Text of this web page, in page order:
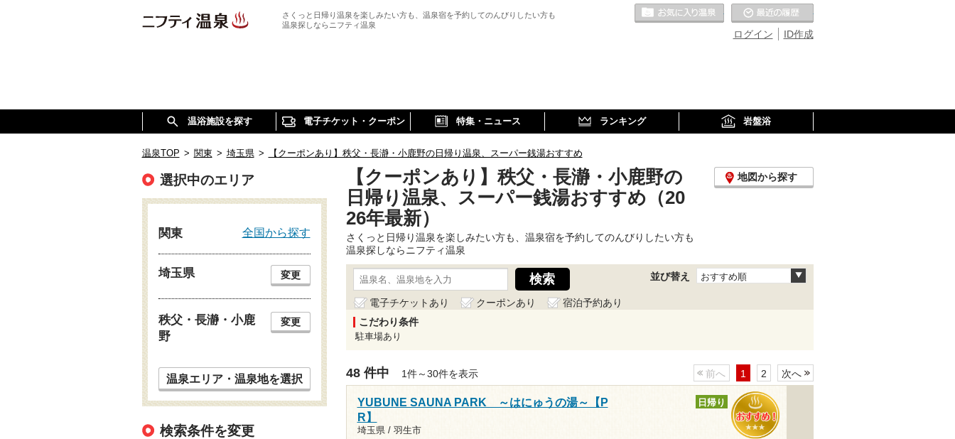
さくっと日帰り温泉を楽しみたい方も、温泉宿を予約してのんびりしたい方も
温泉探しならニフティ温泉
ID作成
ログイン
お気に入りの温泉
温浴施設を探す 電子チケット・クーポン 特集・ニュース ランキング 岩盤浴
温泉TOP > 関東 > 埼玉県 > 【クーポンあり】秩父・長瀞・小鹿野の日帰り温泉、スーパー銭湯おすすめ
【クーポンあり】秩父・長瀞・小鹿野の
日帰り温泉、スーパー銭湯おすすめ（20
26年最新）
地図から探す
さくっと日帰り温泉を楽しみたい方も、温泉宿を予約してのんびりしたい方も
温泉探しならニフティ温泉
並び替え おすすめ順
電子チケットあり クーポンあり
宿泊予約あり
こだわり条件
駐車場あり
48 件中 1件～30件を表示 前へ 1 2 次へ
YUBUNE SAUNA PARK ～はにゅうの湯～【P
R】
埼玉県 / 羽生市
日帰り
選択中のエリア
関東 全国から探す
埼玉県 変更
秩父・長瀞・小鹿
野
変更
温泉エリア・温泉地を選択
検索条件を変更